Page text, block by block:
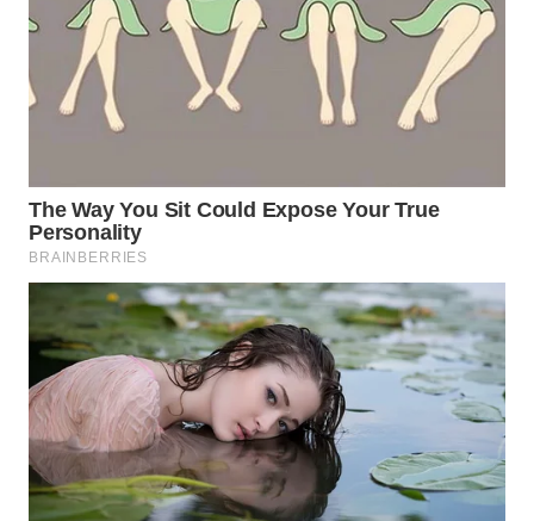
WN
INDRAMAYU
WN
MAJALENGKA
SUBANG
WN
SUKABUMI
WN